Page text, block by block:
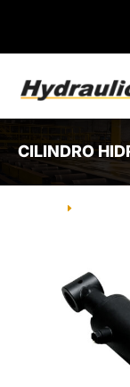
CILINDRO
E